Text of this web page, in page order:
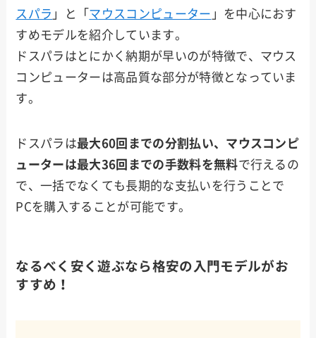
スパラ 」と「 マウスコンピューター 」を中心におす
すめモデルを紹介しています。
ドスパラはとにかく納期が早いのが特徴で、マウス
コンピューターは高品質な部分が特徴となっていま
す。
ドスパラは最大60回までの分割払い、マウスコンピ
ューターは最大36回までの手数料を無料で行えるの
で、一括でなくても長期的な支払いを行うことで
PCを購入することが可能です。
なるべく安く遊ぶなら格安の入門モデルがお
すすめ！